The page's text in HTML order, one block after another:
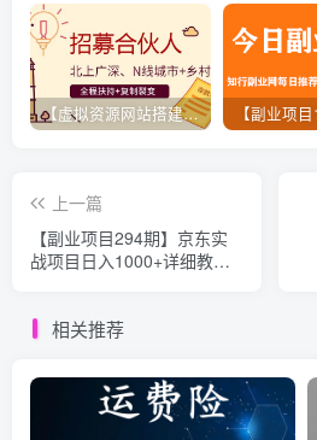
【虚拟资源网站搭建服务】加盟本站系统，做一个和本站一样的独立网站，躺赚的项目
上一篇
【副业项目294期】京东实
战项目日入1000+详细教程
相关推荐